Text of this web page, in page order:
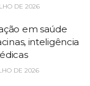
DE 2026
em saúde
inteligência
DE 2026